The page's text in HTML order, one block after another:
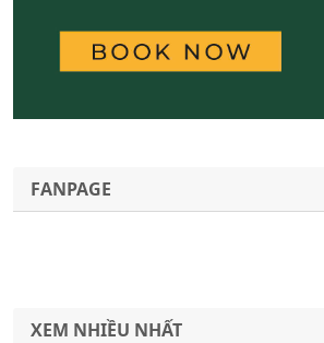
FANPAGE
XEM NHIỀU NHẤT